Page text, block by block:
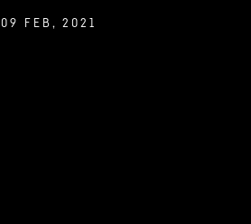
09 FEB, 2021